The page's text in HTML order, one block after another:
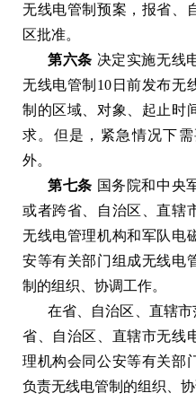
无线电管制预案，报省、
区批准。
第六条 决定实施无线
无线电管制 10 日前发布无
制的区域、对象、起止时
求。但是，紧急情况下
外。
第七条 国务院和中央
或者跨省、自治区、直辖
无线电管理机构和军队电
安等有关部门组成无线电
制的组织、协调工作。
在省、自治区、直辖
省、自治区、直辖市无线
理机构会同公安等有关部
负责无线电管制的组织、协